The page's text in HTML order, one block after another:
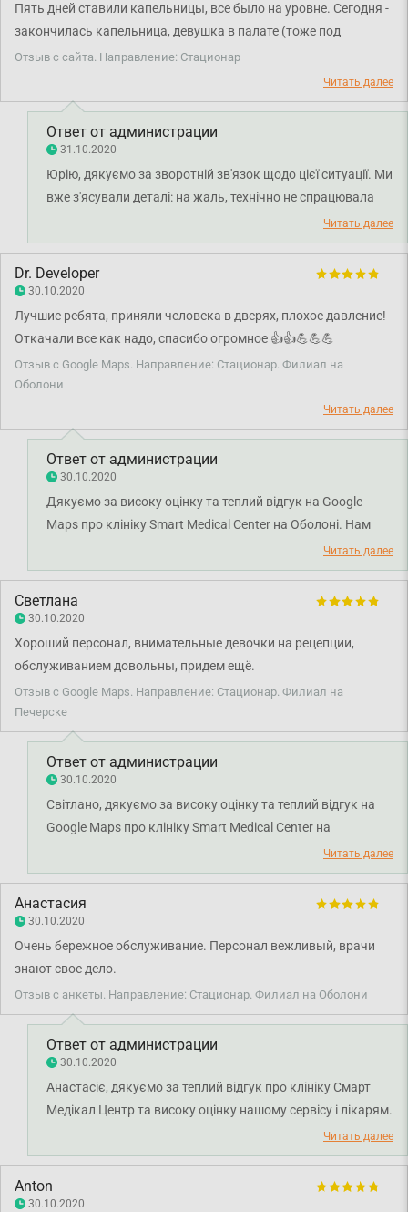
Пять дней ставили капельницы, все было на уровне. Сегодня -
закончилась капельница, девушка в палате (тоже под
капельницей) на кнопку нажала раз 15 ( как сказала) минут
пять прошло, никого. Стал кричать (звать кого нибудь), минут
пять звал. никого. у меня не работает левая рука, особенно на
была только в половине капельницы. ЭТО НОРМАЛЬНО??!!! А
если у меня сердце ..... то за 10 минут я помру. И за что я
плачу??!! Я плачу за то чтобы мне поставили капельницу и
Отзыв с сайта. Направление: Стационар
Читать далее
Ответ от администрации
31.10.2020
Юрію, дякуємо за зворотній зв'язок щодо цієї ситуації. Ми
вже з'ясували деталі: на жаль, технічно не спрацювала
кнопка виклику. Адміністрація провела роботу з
медсестрами, щоб більше такого не допускати. Бажаємо
міцного здоров'я і дякуємо, що сповістили нас.
Читать далее
Dr. Developer
30.10.2020
Лучшие ребята, приняли человека в дверях, плохое давление!
Откачали все как надо, спасибо огромное 👍👍💪💪💪
Отзыв с Google Maps. Направление: Стационар. Филиал на
Оболони
Читать далее
Ответ от администрации
30.10.2020
Дякуємо за високу оцінку та теплий відгук на Google
Maps про клініку Smart Medical Center на Оболоні. Нам
дуже приємно, що ви залишилися задоволені візитом та
сервісом медичного центру. Дякуємо за довіру і щиро
Читать далее
Светлана
30.10.2020
Хороший персонал, внимательные девочки на рецепции,
обслуживанием довольны, придем ещё.
Отзыв с Google Maps. Направление: Стационар. Филиал на
Печерске
Ответ от администрации
30.10.2020
Світлано, дякуємо за високу оцінку та теплий відгук на
Google Maps про клініку Smart Medical Center на
Либідській. Раді чути, що ви залишилися задоволені
візитом та сервісом медичного центру. Дякуємо за
Читать далее
Анастасия
30.10.2020
Очень бережное обслуживание. Персонал вежливый, врачи
знают свое дело.
Отзыв с анкеты. Направление: Стационар. Филиал на Оболони
Ответ от администрации
30.10.2020
Анастасіє, дякуємо за теплий відгук про клініку Смарт
Медікал Центр та високу оцінку нашому сервісу і лікарям.
Дякуємо за довіру і щиро бажаємо вам міцного здоров'я!
Читать далее
Anton
30.10.2020